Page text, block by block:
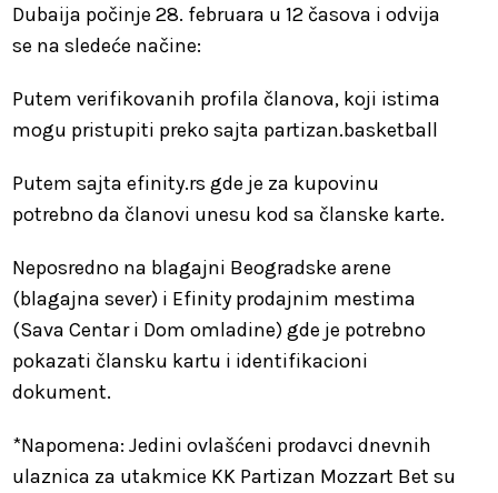
Dubaija počinje 28. februara u 12 časova i odvija
se na sledeće načine:
Putem verifikovanih profila članova, koji istima
mogu pristupiti preko sajta partizan.basketball
Putem sajta efinity.rs gde je za kupovinu
potrebno da članovi unesu kod sa članske karte.
Neposredno na blagajni Beogradske arene
(blagajna sever) i Efinity prodajnim mestima
(Sava Centar i Dom omladine) gde je potrebno
pokazati člansku kartu i identifikacioni
dokument.
*Napomena: Jedini ovlašćeni prodavci dnevnih
ulaznica za utakmice KK Partizan Mozzart Bet su